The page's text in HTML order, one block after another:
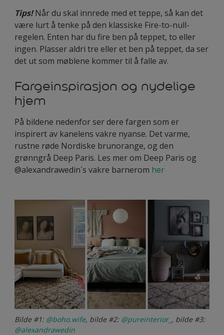
Tips!Når du skal innrede med et teppe, så kan det
være lurt å tenke på den klassiske Fire-to-null-
regelen. Enten har du fire ben på teppet, to eller
ingen. Plasser aldri tre eller et ben på teppet, da ser
det ut som møblene kommer til å falle av.
Fargeinspirasjon og nydelige
hjem
På bildene nedenfor ser dere fargen som er
inspirert av kanelens vakre nyanse. Det varme,
rustne røde Nordiske brunorange, og den
grønngrå Deep Paris. Les mer om Deep Paris og
@alexandrawedin´s vakre barnerom her
Bilde #1: @boho.wife, bilde #2: @pureinterior_ , bilde #3:
@alexandrawedin